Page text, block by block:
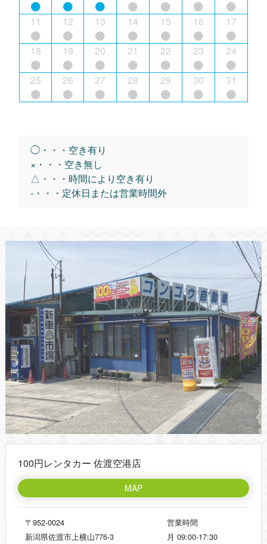
11 12 13 14 15 16 17
18 19 20 21 22 23 24
25 26 27 28 29 30 31
◯・・・空き有り
×・・・空き無し
△・・・時間により空き有り
-・・・定休日または営業時間外
100円レンタカー 佐渡空港店
MAP
〒952-0024
新潟県佐渡市上横山776-3
営業時間
月 09:00-17:30